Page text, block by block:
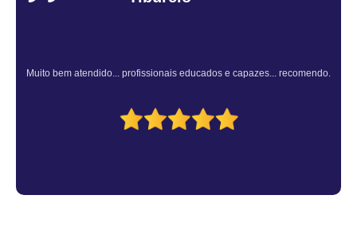
Atendimento Rápido e Eficiente pelo consultor.